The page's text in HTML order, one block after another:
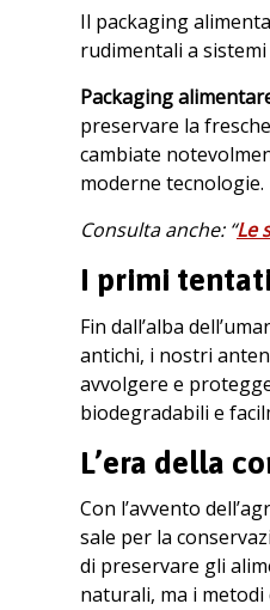
Il packaging
rudimentali a
Packaging
preservare la
cambiate
moderne tecnologie.
Consulta anche: “Le
I primi
Fin dall’alba
antichi, i nostri
avvolgere e
biodegradabili e
L’era della
Con l’avvento
sale per la
di preservare gli
naturali, ma i metodi